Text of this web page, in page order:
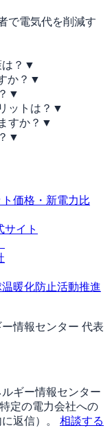
で電気代を削減す
？ ▼
か？ ▼
▼
ットは？ ▼
すか？ ▼
▼
価格・新電力比
サイト
暖化防止活動推進
情報センター 代表
ギー情報センター
定の電力会社への
返信）。
相談する